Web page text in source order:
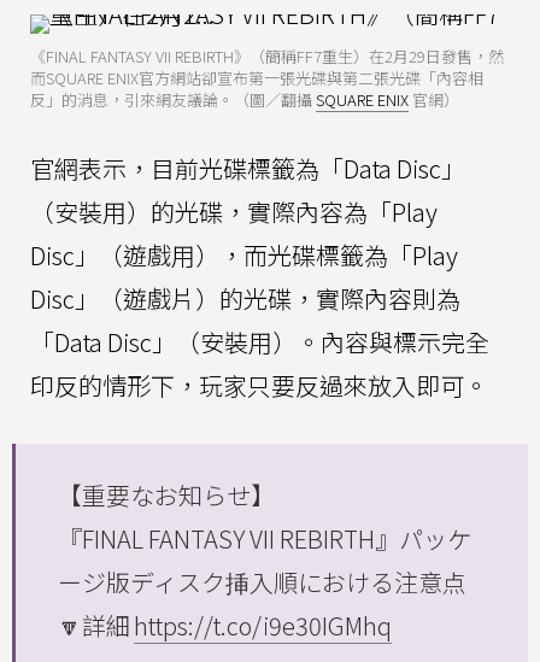
《FINAL FANTASY VII REBIRTH》（簡稱FF7重生）在2月29日發售，然
而SQUARE ENIX官方網站卻宣布第一張光碟與第二張光碟「內容相
反」的消息，引來網友議論。（圖／翻攝SQUARE ENIX 官網）
官網表示，目前光碟標籤為「Data Disc」
（安裝用）的光碟，實際內容為「Play
Disc」（遊戲用），而光碟標籤為「Play
Disc」（遊戲片）的光碟，實際內容則為
「Data Disc」（安裝用）。內容與標示完全
印反的情形下，玩家只要反過來放入即可。
【重要なお知らせ】
『FINAL FANTASY VII REBIRTH』パッケ
ージ版ディスク挿入順における注意点
🔽詳細https://t.co/i9e30IGMhq